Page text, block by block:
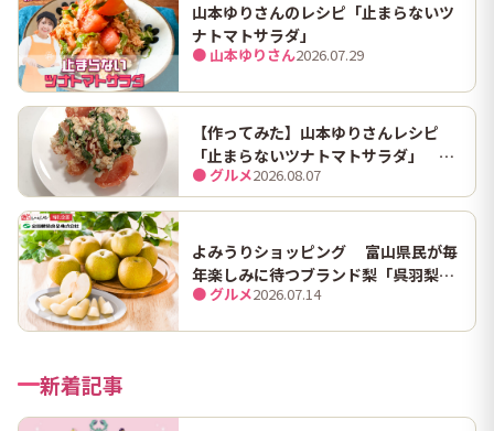
山本ゆりさんのレシピ「止まらないツ
ナトマトサラダ」
● 山本ゆりさん2026.07.29
【作ってみた】山本ゆりさんレシピ
「止まらないツナトマトサラダ」 ホ
ンマにうますぎて止まらん
● グルメ2026.08.07
よみうりショッピング 富山県民が毎
年楽しみに待つブランド梨「呉羽梨
（幸水）」限定100箱を特別販売！
● グルメ2026.07.14
新着記事